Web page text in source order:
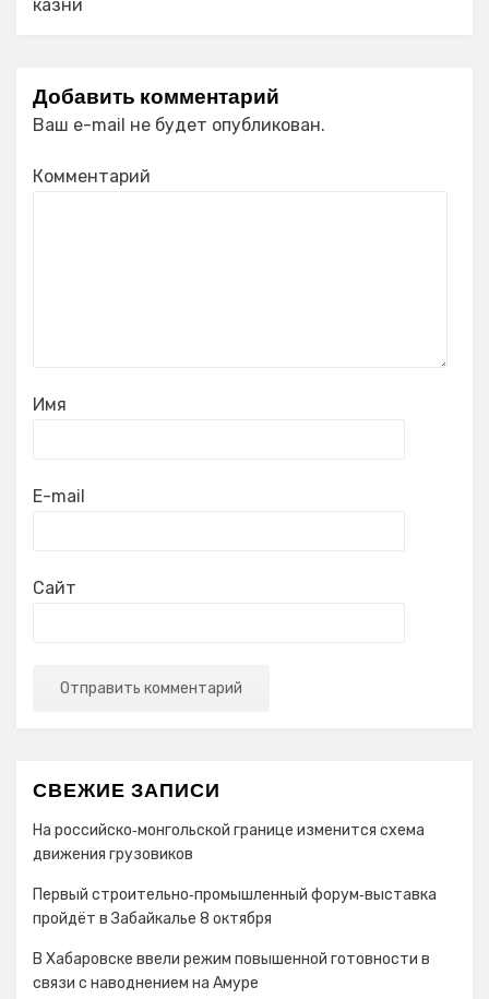
казни
Добавить комментарий
Ваш e-mail не будет опубликован.
Комментарий
Имя
E-mail
Сайт
СВЕЖИЕ ЗАПИСИ
На российско‑монгольской границе изменится схема
движения грузовиков
Первый строительно‑промышленный форум‑выставка
пройдёт в Забайкалье 8 октября
В Хабаровске ввели режим повышенной готовности в
связи с наводнением на Амуре